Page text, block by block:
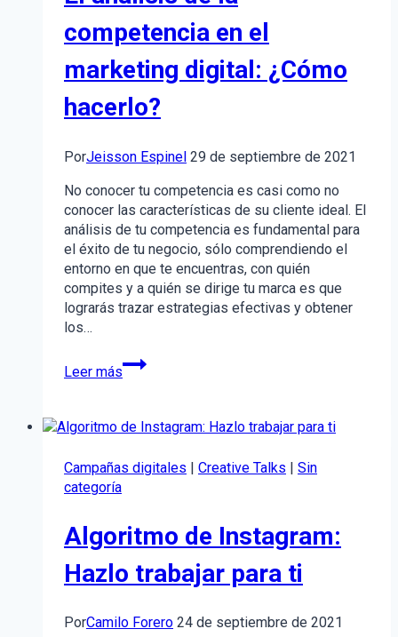
competencia en el
marketing digital: ¿Cómo
hacerlo?
PorJeisson Espinel 29 de septiembre de 2021
No conocer tu competencia es casi como no
conocer las características de su cliente ideal. El
análisis de tu competencia es fundamental para
el éxito de tu negocio, sólo comprendiendo el
entorno en que te encuentras, con quién
compites y a quién se dirige tu marca es que
lograrás trazar estrategias efectivas y obtener
los…
Leer más
El
análisis
la
competencia
el
¿Cómo
Campañas digitales | Creative Talks | Sin
categoría
Algoritmo de Instagram:
Hazlo trabajar para ti
PorCamilo Forero 24 de septiembre de 2021